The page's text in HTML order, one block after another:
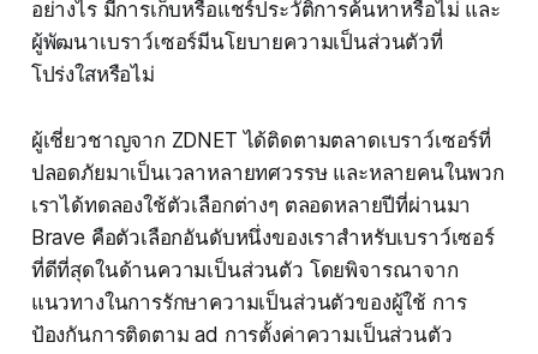
อย่างไร มีการเก็บหรือแชร์ประวัติการค้นหาหรือไม่ และ
ผู้พัฒนาเบราว์เซอร์มีนโยบายความเป็นส่วนตัวที่
โปร่งใสหรือไม่
ผู้เชี่ยวชาญจาก ZDNET ได้ติดตามตลาดเบราว์เซอร์ที่
ปลอดภัยมาเป็นเวลาหลายทศวรรษ และหลายคนในพวก
เราได้ทดลองใช้ตัวเลือกต่างๆ ตลอดหลายปีที่ผ่านมา
Brave คือตัวเลือกอันดับหนึ่งของเราสำหรับเบราว์เซอร์
ที่ดีที่สุดในด้านความเป็นส่วนตัว โดยพิจารณาจาก
แนวทางในการรักษาความเป็นส่วนตัวของผู้ใช้ การ
ป้องกันการติดตาม ad การตั้งค่าความเป็นส่วนตัว